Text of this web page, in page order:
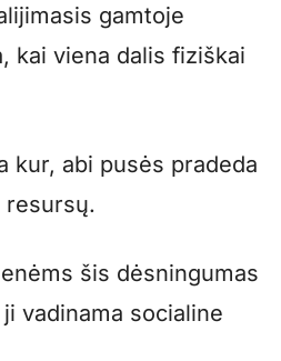
gamtoje
kai viena dalis fiziškai
kur, abi pusės pradeda
resursų.
šis dėsningumas
vadinama socialine